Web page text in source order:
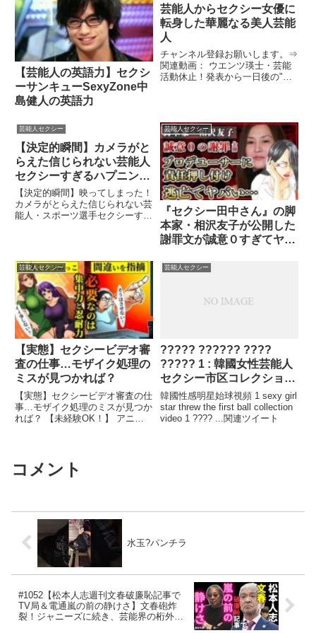
【芸能人の英語力】セクシ
ーサンキューSexyZone中
島健人の英語力
芸能人からセクシー女優に
転身した華麗なる美人芸能
人
チャンネル登録お願いします。⇒
関連動画： ウエンツ瑛士・芸能
活動休止！発表から一日後の"あ
芸能人セクシー
【決定的瞬間】カメラがと
らえた信じられない芸能人
セクシーすぎるハプニング
神画像集&放送事故集【放
送事故】
【決定的瞬間】映ってしまった！
カメラがとらえた信じられない芸
能人・スポーツ選手セクシーすぎ
芸能人セクシー
『セクシー田中さん』の脚
本家・相沢友子が公開した
謝罪文が誠意０すぎてヤバ
任を押し付けて自信は逃
一同驚愕！！【芦原妃名
芸能人セクシー
【実態】セクシービデオ審
査の仕事…モザイク処理の
ミスが見つかれば？
【実態】セクシービデオ審査の仕
事…モザイク処理のミスが見つか
れば？ 【未経験OK！】 アニメ
芸能人セクシー
????? ?????? ????
????? 1 : 韓國女性芸能人
セクシー市区コレクション
映像
韓國性感明星始球視頻 1 sexy girl
star threw the first ball collection
video 1 ???? ...関連ツイート
コメント
水玉?パンチラ
#1052【松本人志週刊文春破廉恥記事で
TV局＆電通嵐の前の静けさ】文春砲炸
裂！ジャニーズに続き、芸能界の桁外れ